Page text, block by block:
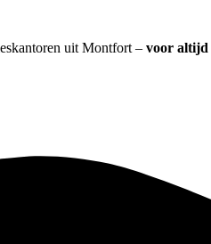
uit Montfort – voor altijd